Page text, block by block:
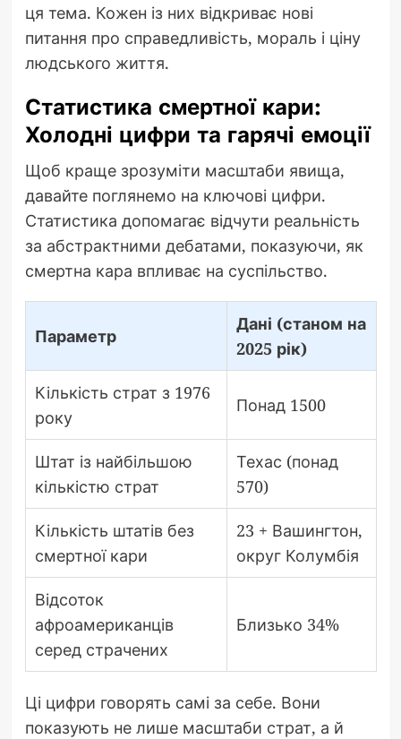
ця тема. Кожен із них відкриває нові
питання про справедливість, мораль і ціну
людського життя.
Статистика смертної кари:
Холодні цифри та гарячі емоції
Щоб краще зрозуміти масштаби явища,
давайте поглянемо на ключові цифри.
Статистика допомагає відчути реальність
за абстрактними дебатами, показуючи, як
смертна кара впливає на суспільство.
Параметр
Дані (станом на
2025 рік)
Кількість страт з 1976
року
Понад 1500
Штат із найбільшою
кількістю страт
Техас (понад
570)
Кількість штатів без
смертної кари
23 + Вашингтон,
округ Колумбія
Відсоток
афроамериканців
серед страчених
Близько 34%
Ці цифри говорять самі за себе. Вони
показують не лише масштаби страт, а й